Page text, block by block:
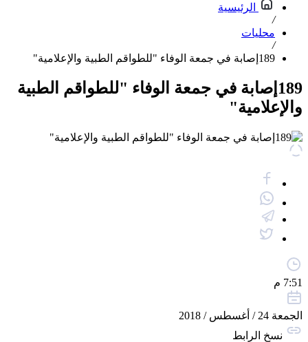
الرئيسية
/
محليات
/
189إصابة في جمعة الوفاء "للطواقم الطبية والإعلامية"
189إصابة في جمعة الوفاء "للطواقم الطبية
والإعلامية"
7:51 م
الجمعة 24 / أغسطس / 2018
نسخ الرابط